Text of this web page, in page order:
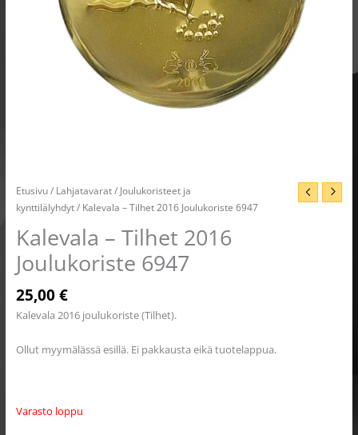
Etusivu/ Lahjatavarat/ Joulukoristeet ja
kynttilälyhdyt/ Kalevala – Tilhet 2016 Joulukoriste 6947
Kalevala – Tilhet 2016
Joulukoriste 6947
25,00€
Kalevala 2016 joulukoriste (Tilhet).
Ollut myymälässä esillä. Ei pakkausta eikä tuotelappua.
Varasto loppu